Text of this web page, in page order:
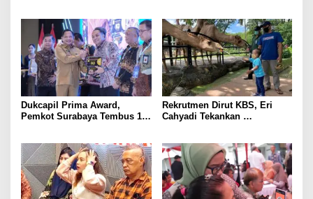
Dukcapil Prima Award,
Pemkot Surabaya Tembus 10
Rekrutmen Dirut KBS, Eri
Cahyadi Tekankan